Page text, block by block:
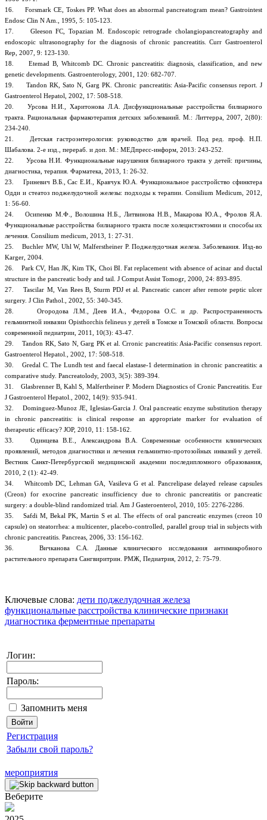
16. Forsmark CE, Toskes PP. What does an abnormal pancreatogram mean? Gastrointest
Endosc Clin N Am., 1995, 5: 105-123.
17. Gleeson FC, Topazian M. Endoscopic retrograde cholangiopancreatography and
endoscopic ultrasonography for the diagnosis of chronic pancreatitis. Curr Gastroenterol
Rep, 2007, 9: 123-130.
18. Etemad B, Whitcomb DC. Chronic pancreatitis: diagnosis, classification, and new
genetic developments. Gastroenterology, 2001, 120: 682-707.
19. Tandon RK, Sato N, Garg PK. Chronic pancreatitis: Asia-Pacific consensus report. J
Gastroenterol Hepatol, 2002, 17: 508-518.
20. Урсова Н.И., Харитонова Л.А. Дисфункциональные расстройства билиарного
тракта. Рациональная фармакотерапия детских заболеваний. М.: Литтерра, 2007, 2(80):
234-240.
21. Детская гастроэнтерология: руководство для врачей. Под ред. проф. Н.П.
Шабалова. 2-е изд., перераб. и доп. М.: МЕДпресс-информ, 2013: 243-252.
22. Урсова Н.И. Функциональные нарушения билиарного тракта у детей: причины,
диагностика, терапия. Фарматека, 2013, 1: 26-32.
23. Гриневич В.Б., Сас Е.И., Кравчук Ю.А. Функциональное расстройство сфинктера
Одди и стеатоз поджелудочной железы: подходы к терапии. Consilium Medicum, 2012,
1: 56-60.
24. Осипенко М.Ф., Волошина Н.Б., Литвинова Н.В., Макарова Ю.А., Фролов Я.А.
Функциональные расстройства билиарного тракта после холецистэктомии и способы их
лечения. Consilium medicum, 2013, 1: 27-31.
25. Buchler MW, Uhl W, Malferstheiner P. Поджелудочная железа. Заболевания. Изд-во
Karger, 2004.
26. Park CV, Han JK, Kim TK, Choi BI. Fat replacement with absence of acinar and ductal
structure in the pancreatic body and tail. J Comput Assist Tomogr, 2000, 24: 893-895.
27. Tascilar M, Van Rees B, Sturm PDJ et al. Pancreatic cancer after remote peptic ulcer
surgery. J Clin Pathol., 2002, 55: 340-345.
28. Огородова Л.М., Деев И.А., Федорова О.С. и др. Распространенность
гельминтной инвазии Opisthorchis felineus у детей в Томске и Томской области. Вопросы
современной педиатрии, 2011, 10(3): 43-47.
29. Tandon RK, Sato N, Garg PK et al. Crronic pancreatitis: Asia-Pacific consensus report.
Gastroenterol Hepatol., 2002, 17: 508-518.
30. Gredal C. The Lundh test and faecal elastase-1 determination in chronic pancreatitis: a
comparative study. Pancreatolody, 2003, 3(5): 389-394.
31. Glasbrenner B, Kahl S, Malfertheiner P. Modern Diagnostics of Cronic Pancreatitis. Eur
J Gastroenterol Hepatol., 2002, 14(9): 935-941.
32. Dominguez-Munoz JE, Iglesias-Garcia J. Oral pancreatic enzyme substitution therapy
in chronic pancreatitis: is clinical response an appropriate marker for evaluation of
therapeutic efficacy? JOP, 2010, 11: 158-162.
33. Одинцева В.Е., Александрова В.А. Современные особенности клинических
проявлений, методов диагностики и лечения гельминтно-протозойных инвазий у детей.
Вестник Санкт-Петербургской медицинской академии последипломного образования,
2010, 2 (1): 42-49.
34. Whitcomb DC, Lehman GA, Vasileva G et al. Pancrelipase delayed release capsules
(Creon) for exocrine pancreatic insufficiency due to chronic pancreatitis or pancreatic
surgery: a double-blind randomized trial. Am J Gasteroenterol, 2010, 105: 2276-2286.
35. Safdi M, Bekal PK, Martin S et al. The effects of oral pancreatic enzymes (creon 10
capsule) on steatorrhea: a multicenter, placebo-controlled, parallel group trial in subjects with
chronic pancreatitis. Pancreas, 2006, 33: 156-162.
36. Вичканова С.А. Данные клинического исследования антимикробного
растительного препарата Сангвиритрин. РМЖ, Педиатрия, 2012, 2: 75-79.
Ключевые слова: дети поджелудочная железа
функциональные расстройства клинические признаки
диагностика ферментные препараты
Логин:
Пароль:
Запомнить меня
Регистрация
Забыли свой пароль?
мероприятия
Веберите